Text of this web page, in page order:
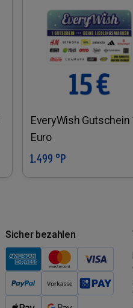
EveryWish Gutschein
Euro
In den Warenkorb
1.499 °P
Sicher bezahlen